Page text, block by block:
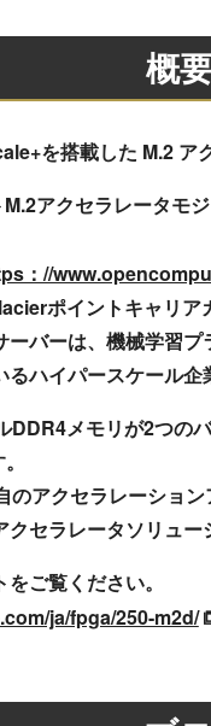
概
を搭載した M.2 ア
アクセラレータモ
：//
ポイントキャリア
ーバーは、機械学習
ハイパースケール企
DDR4メモリが2つ
のアクセラレーショ
セラレータソリュー
ご覧ください。
ja/fpga/250-m2d/